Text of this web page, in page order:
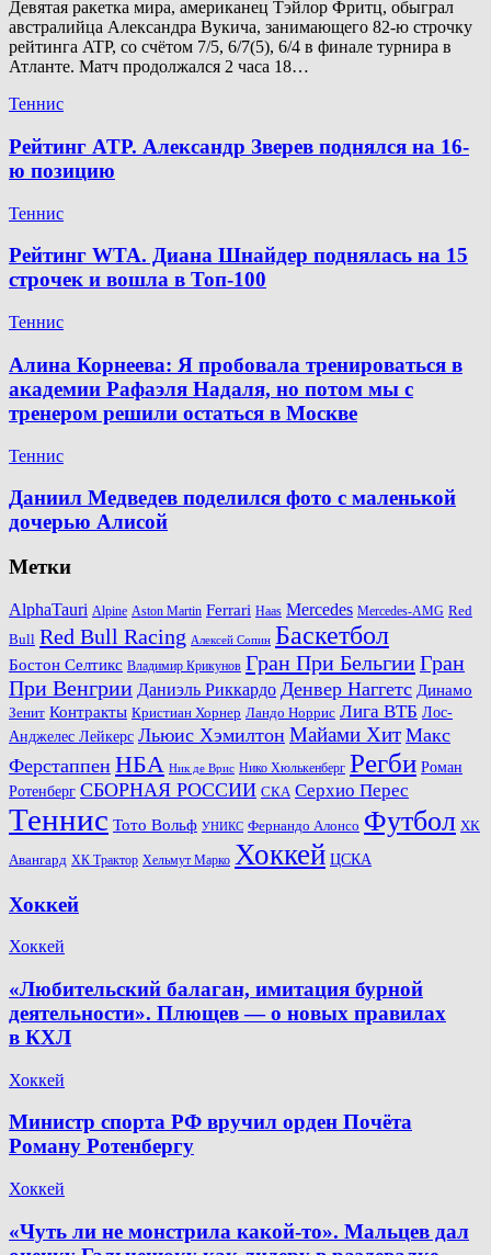
Девятая ракетка мира, американец Тэйлор Фритц, обыграл
австралийца Александра Вукича, занимающего 82-ю строчку
рейтинга ATP, со счётом 7/5, 6/7(5), 6/4 в финале турнира в
Атланте. Матч продолжался 2 часа 18…
Теннис
Рейтинг ATP. Александр Зверев поднялся на 16-
ю позицию
Теннис
Рейтинг WTA. Диана Шнайдер поднялась на 15
строчек и вошла в Топ-100
Теннис
Алина Корнеева: Я пробовала тренироваться в
академии Рафаэля Надаля, но потом мы с
тренером решили остаться в Москве
Теннис
Даниил Медведев поделился фото с маленькой
дочерью Алисой
Метки
AlphaTauri Alpine Aston Martin Ferrari Haas Mercedes Mercedes-AMG Red
Bull Red Bull Racing Алексей Сопин Баскетбол
Бостон Селтикс Владимир Крикунов Гран При БельгииГран
При Венгрии Даниэль Риккардо Денвер Наггетс Динамо
Зенит Контракты Кристиан Хорнер Ландо Норрис Лига ВТБ Лос-
Анджелес Лейкерс Льюис Хэмилтон Майами Хит Макс
Ферстаппен НБА Ник де Врис Нико Хюлькенберг Регби Роман
Ротенберг СБОРНАЯ РОССИИ СКА Серхио Перес
Теннис Тото Вольф УНИКС Фернандо Алонсо Футбол ХК
Авангард ХК Трактор Хельмут Марко Хоккей ЦСКА
Хоккей
Хоккей
«Любительский балаган, имитация бурной
деятельности». Плющев — о новых правилах
в КХЛ
Хоккей
Министр спорта РФ вручил орден Почёта
Роману Ротенбергу
Хоккей
«Чуть ли не монстрила какой-то». Мальцев дал